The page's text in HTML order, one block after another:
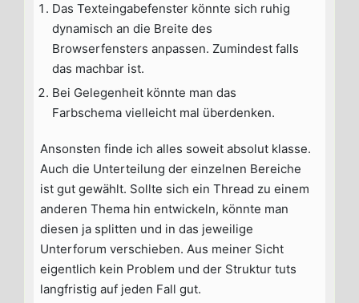
Das Texteingabefenster könnte sich ruhig
dynamisch an die Breite des
Browserfensters anpassen. Zumindest falls
das machbar ist.
Bei Gelegenheit könnte man das
Farbschema vielleicht mal überdenken.
Ansonsten finde ich alles soweit absolut klasse.
Auch die Unterteilung der einzelnen Bereiche
ist gut gewählt. Sollte sich ein Thread zu einem
anderen Thema hin entwickeln, könnte man
diesen ja splitten und in das jeweilige
Unterforum verschieben. Aus meiner Sicht
eigentlich kein Problem und der Struktur tuts
langfristig auf jeden Fall gut.